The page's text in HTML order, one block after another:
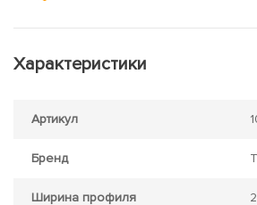
Характеристики
Артикул
Бренд
Ширина профиля